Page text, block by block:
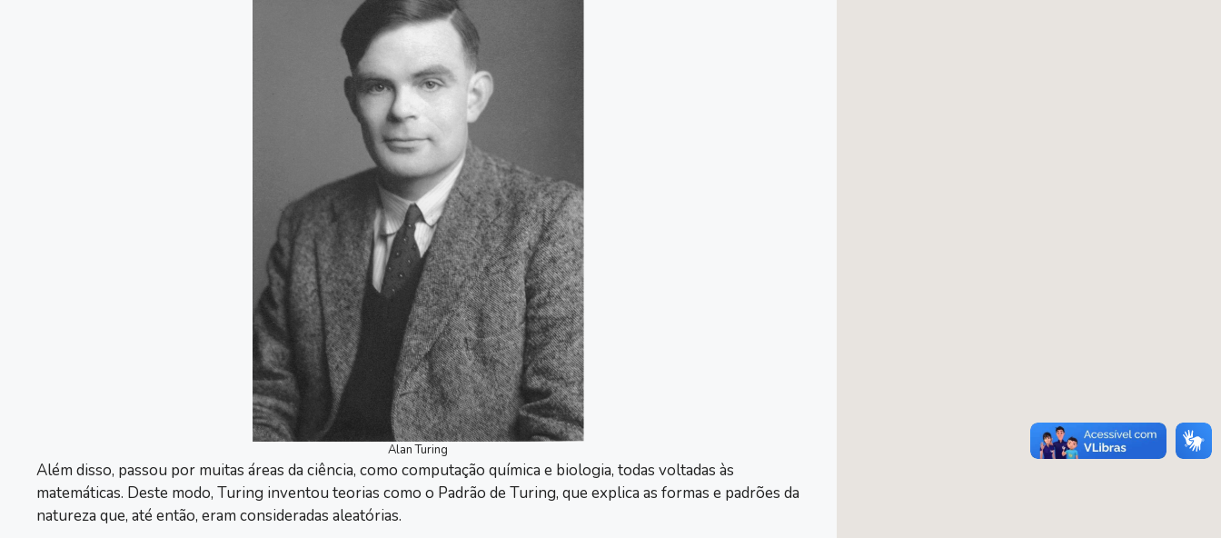
Alan Turing
Além disso, passou por muitas áreas da ciência, como computação química e biologia, todas voltadas às
matemáticas. Deste modo, Turing inventou teorias como o Padrão de Turing, que explica as formas e padrões da
natureza que, até então, eram consideradas aleatórias.